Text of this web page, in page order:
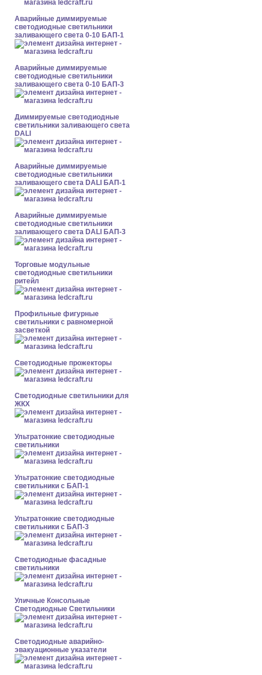
Аварийные диммируемые
светодиодные светильники
заливающего света 0-10 БАП-1
Аварийные диммируемые
светодиодные светильники
заливающего света 0-10 БАП-3
Диммируемые светодиодные
светильники заливающего света
DALI
Аварийные диммируемые
светодиодные светильники
заливающего света DALI БАП-1
Аварийные диммируемые
светодиодные светильники
заливающего света DALI БАП-3
Торговые модульные
светодиодные светильники
ритейл
Профильные фигурные
светильники с равномерной
засветкой
Светодиодные прожекторы
Светодиодные светильники для
ЖКХ
Ультратонкие светодиодные
светильники
Ультратонкие светодиодные
светильники с БАП-1
Ультратонкие светодиодные
светильники с БАП-3
Светодиодные фасадные
светильники
Уличные Консольные
Светодиодные Светильники
Светодиодные аварийно-
эвакуационные указатели